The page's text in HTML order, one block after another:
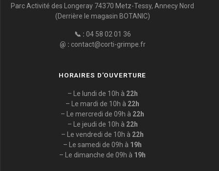
Parc Activité des Longeray 74370 Metz-Tessy, Annecy Nord
(Derrière le magasin BOTANIC)
📞 : 04 58 02 01 36
@ : contact@corti-grimpe.fr
HORAIRES D’OUVERTURE
– Le lundi de 10h à 22h
– Le mardi de 10h à 22h
– Le mercredi de 09h à 22h
– Le jeudi de 10h à 22h
– Le vendredi de 10h à 22h
– Le samedi de 09h à 19h
– Le dimanche de 09h à 19h